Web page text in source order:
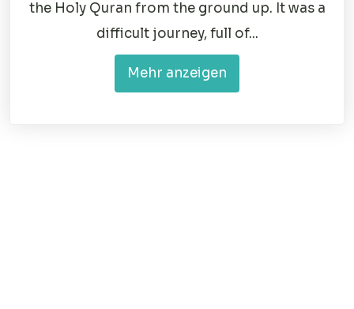
the Holy Quran from the ground up. It was a
difficult journey, full of...
Mehr anzeigen